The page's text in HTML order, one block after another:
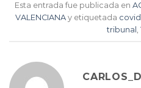
Esta entrada fue publicada en
VALENCIANA y etiquetada
tribunal ,